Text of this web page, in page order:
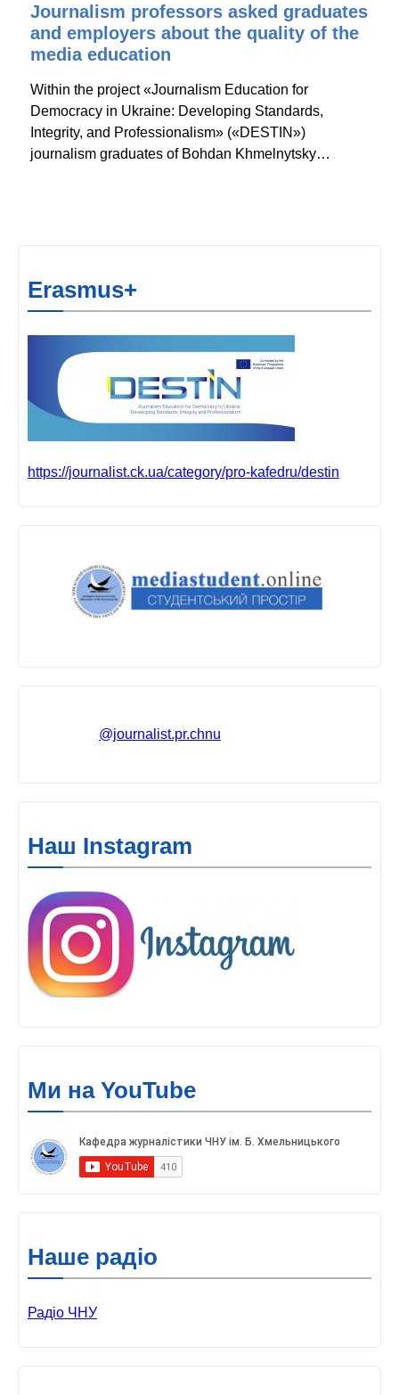
Journalism professors asked graduates
and employers about the quality of the
media education
Within the project «Journalism Education for
Democracy in Ukraine: Developing Standards,
Integrity, and Professionalism» («DESTIN»)
journalism graduates of Bohdan Khmelnytsky…
Erasmus+
https://journalist.ck.ua/category/pro-kafedru/destin
@journalist.pr.chnu
Наш Instagram
Ми на YouTube
Наше радіо
Радіо ЧНУ